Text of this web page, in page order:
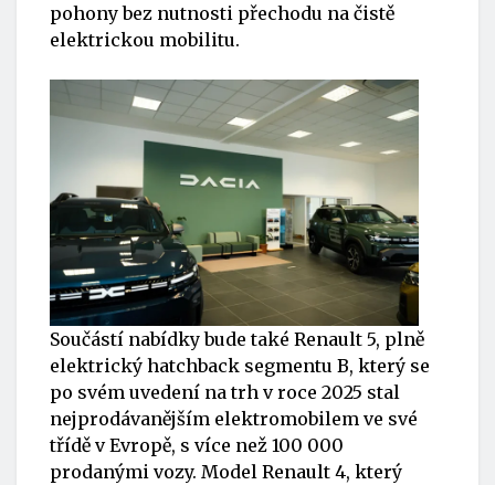
pohony bez nutnosti přechodu na čistě
elektrickou mobilitu.
Součástí nabídky bude také Renault 5, plně
elektrický hatchback segmentu B, který se
po svém uvedení na trh v roce 2025 stal
nejprodávanějším elektromobilem ve své
třídě v Evropě, s více než 100 000
prodanými vozy. Model Renault 4, který